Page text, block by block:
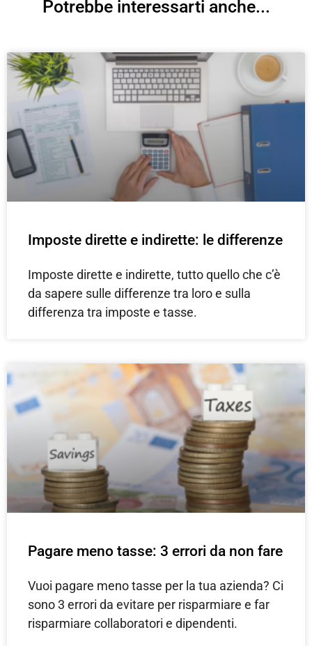
Potrebbe interessarti anche...
Imposte dirette e indirette: le differenze
Imposte dirette e indirette, tutto quello che c’è
da sapere sulle differenze tra loro e sulla
differenza tra imposte e tasse.
Pagare meno tasse: 3 errori da non fare
Vuoi pagare meno tasse per la tua azienda? Ci
sono 3 errori da evitare per risparmiare e far
risparmiare collaboratori e dipendenti.